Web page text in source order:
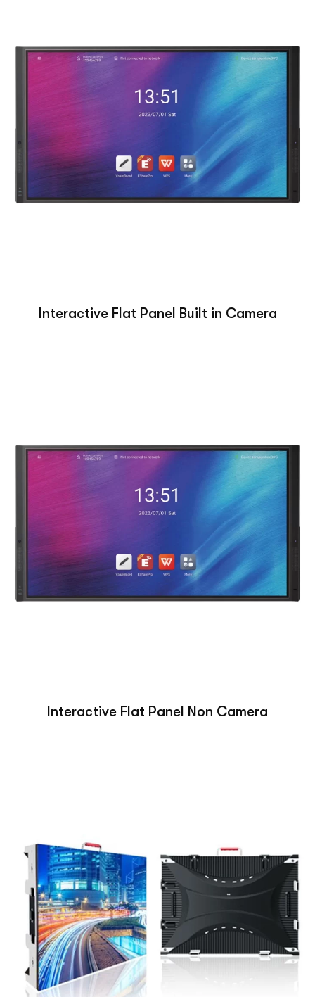
Interactive Flat Panel Built in Camera
Interactive Flat Panel Non Camera